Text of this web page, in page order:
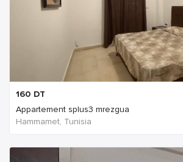
160 DT
Appartement splus3 mrezgua
Hammamet, Tunisia